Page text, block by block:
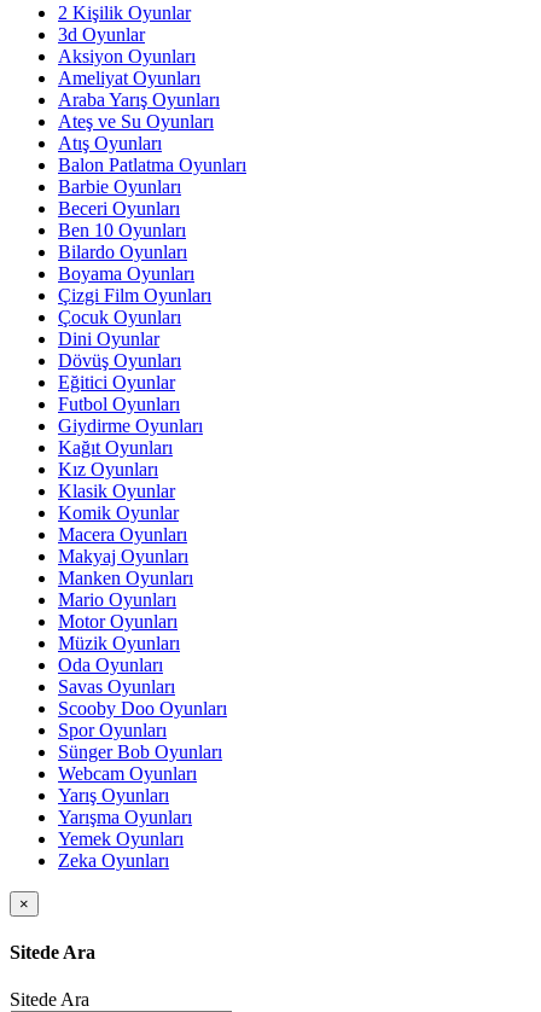
2 Kişilik Oyunlar
3d Oyunlar
Aksiyon Oyunları
Ameliyat Oyunları
Araba Yarış Oyunları
Ateş ve Su Oyunları
Atış Oyunları
Balon Patlatma Oyunları
Barbie Oyunları
Beceri Oyunları
Ben 10 Oyunları
Bilardo Oyunları
Boyama Oyunları
Çizgi Film Oyunları
Çocuk Oyunları
Dini Oyunlar
Dövüş Oyunları
Eğitici Oyunlar
Futbol Oyunları
Giydirme Oyunları
Kağıt Oyunları
Kız Oyunları
Klasik Oyunlar
Komik Oyunlar
Macera Oyunları
Makyaj Oyunları
Manken Oyunları
Mario Oyunları
Motor Oyunları
Müzik Oyunları
Oda Oyunları
Savas Oyunları
Scooby Doo Oyunları
Spor Oyunları
Sünger Bob Oyunları
Webcam Oyunları
Yarış Oyunları
Yarışma Oyunları
Yemek Oyunları
Zeka Oyunları
×
Sitede Ara
Sitede Ara